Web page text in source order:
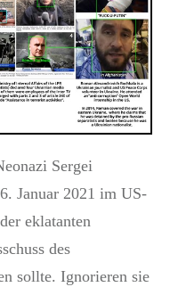
Sergei
Januar 2021 im US-
eklatanten
des
sollte. Ignorieren sie